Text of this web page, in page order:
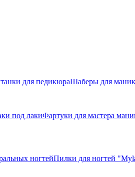
для педикюраШаберы для
под лакиФартуки для мастера
ногтейПилки для ногтей